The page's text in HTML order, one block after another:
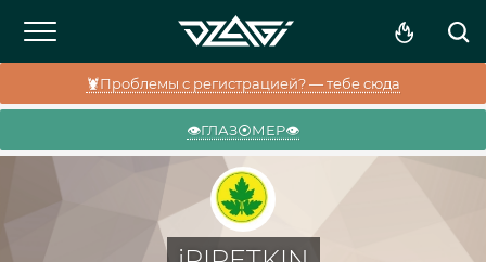
🦞Проблемы с регистрацией? — тебе сюда
👁️ГЛАЗ⦿МЕР👁️